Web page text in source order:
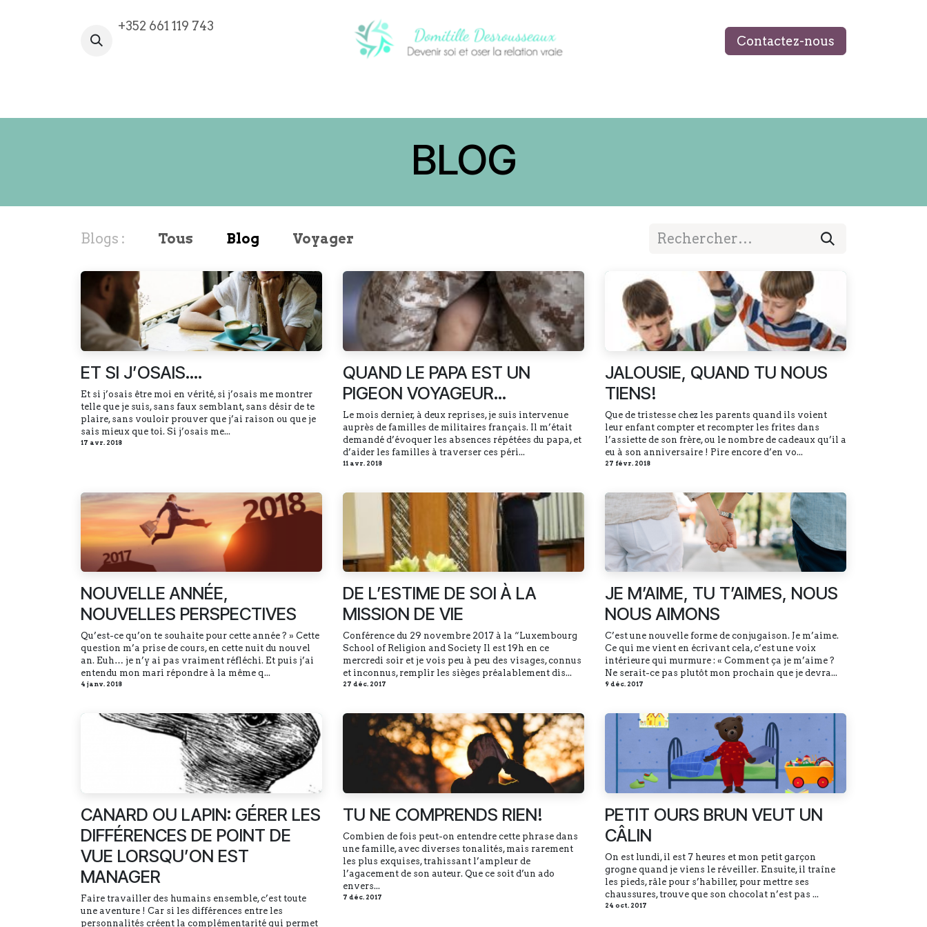
+352 661 119 743
Contactez-nous
BLOG
Blogs : Tous Blog Voyager
ET SI J’OSAIS….
Et si j’osais être moi en vérité, si j’osais me montrer
telle que je suis, sans faux semblant, sans désir de te
plaire, sans vouloir prouver que j’ai raison ou que je
sais mieux que toi. Si j’osais me...
17 avr. 2018
QUAND LE PAPA EST UN
PIGEON VOYAGEUR…
Le mois dernier, à deux reprises, je suis intervenue
auprès de familles de militaires français. Il m’était
demandé d’évoquer les absences répétées du papa, et
d’aider les familles à traverser ces péri...
11 avr. 2018
JALOUSIE, QUAND TU NOUS
TIENS!
Que de tristesse chez les parents quand ils voient
leur enfant compter et recompter les frites dans
l’assiette de son frère, ou le nombre de cadeaux qu’il a
eu à son anniversaire ! Pire encore d’en vo...
27 févr. 2018
NOUVELLE ANNÉE,
NOUVELLES PERSPECTIVES
Qu’est-ce qu’on te souhaite pour cette année ? » Cette
question m’a prise de cours, en cette nuit du nouvel
an. Euh… je n’y ai pas vraiment réfléchi. Et puis j’ai
entendu mon mari répondre à la même q...
4 janv. 2018
DE L’ESTIME DE SOI À LA
MISSION DE VIE
Conférence du 29 novembre 2017 à la “Luxembourg
School of Religion and Society Il est 19h en ce
mercredi soir et je vois peu à peu des visages, connus
et inconnus, remplir les sièges préalablement dis...
27 déc. 2017
JE M’AIME, TU T’AIMES, NOUS
NOUS AIMONS
C’est une nouvelle forme de conjugaison. Je m’aime.
Ce qui me vient en écrivant cela, c’est une voix
intérieure qui murmure : « Comment ça je m’aime ?
Ne serait-ce pas plutôt mon prochain que je devra...
9 déc. 2017
CANARD OU LAPIN: GÉRER LES
DIFFÉRENCES DE POINT DE
VUE LORSQU’ON EST
MANAGER
Faire travailler des humains ensemble, c’est toute
une aventure ! Car si les différences entre les
personnalités créent la complémentarité qui permet
TU NE COMPRENDS RIEN!
Combien de fois peut-on entendre cette phrase dans
une famille, avec diverses tonalités, mais rarement
les plus exquises, trahissant l’ampleur de
l’agacement de son auteur. Que ce soit d’un ado
envers...
7 déc. 2017
PETIT OURS BRUN VEUT UN
CÂLIN
On est lundi, il est 7 heures et mon petit garçon
grogne quand je viens le réveiller. Ensuite, il traîne
les pieds, râle pour s’habiller, pour mettre ses
chaussures, trouve que son chocolat n’est pas ...
24 oct. 2017